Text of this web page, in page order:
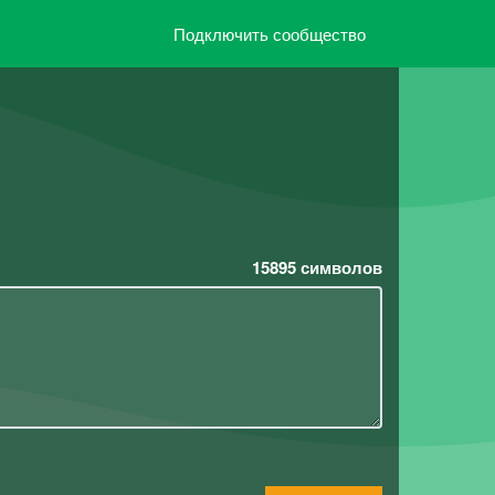
Подключить сообщество
15895символов